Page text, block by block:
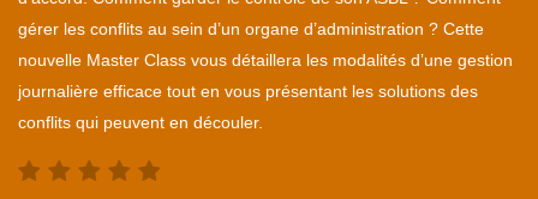
gérer les conflits au sein d’un organe d’administration ? Cette
nouvelle Master Class vous détaillera les modalités d’une gestion
journalière efficace tout en vous présentant les solutions des
conflits qui peuvent en découler.